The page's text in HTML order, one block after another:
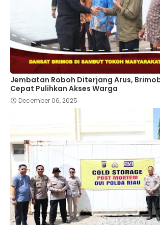
Jembatan Roboh Diterjang Arus,
Cepat Pulihkan Akses Warga
December 06, 2025